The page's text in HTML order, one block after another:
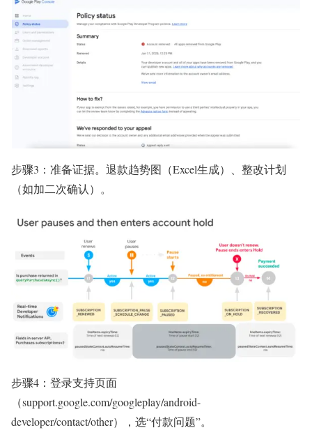
步骤3：准备证据。退款趋势图（Excel生成）、整改计划
（如加二次确认）。
步骤4：登录支持页面
（support.google.com/googleplay/android-
developer/contact/other），选“付款问题”。